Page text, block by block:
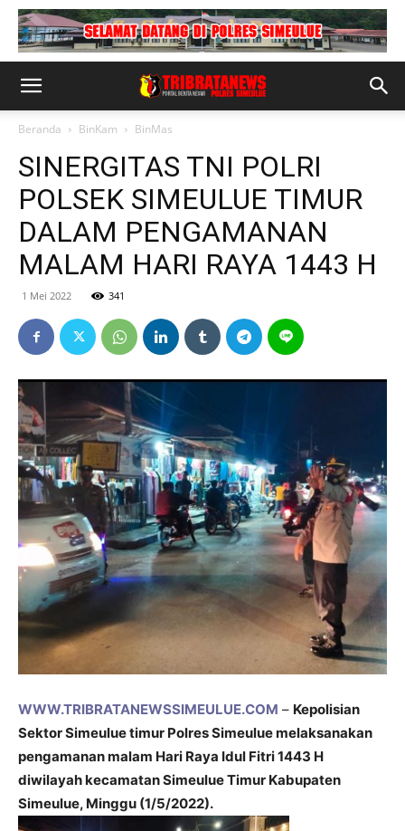
Beranda BinKam BinMas
SINERGITAS TNI POLRI
POLSEK SIMEULUE TIMUR
DALAM PENGAMANAN
MALAM HARI RAYA 1443 H
1 Mei 2022 341
WWW.TRIBRATANEWSSIMEULUE.COM – Kepolisian
Sektor Simeulue timur Polres Simeulue melaksanakan
pengamanan malam Hari Raya Idul Fitri 1443 H
diwilayah kecamatan Simeulue Timur Kabupaten
Simeulue, Minggu (1/5/2022).